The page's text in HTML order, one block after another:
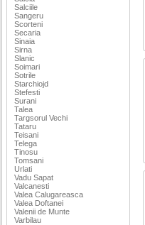
Salciile
Sangeru
Scorteni
Secaria
Sinaia
Sirna
Slanic
Soimari
Sotrile
Starchiojd
Stefesti
Surani
Talea
Targsorul Vechi
Tataru
Teisani
Telega
Tinosu
Tomsani
Urlati
Vadu Sapat
Valcanesti
Valea Calugareasca
Valea Doftanei
Valenii de Munte
Varbilau